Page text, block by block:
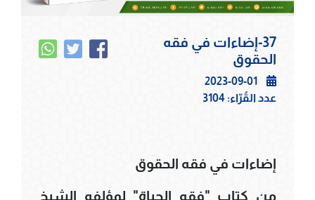
37-إضاءات في فقه
الحقوق
2023-09-01
عدد القُرّاء: 3104
إضاءات في فقه الحقوق
من كتاب "فقه الحياة" لمؤلفه الشيخ